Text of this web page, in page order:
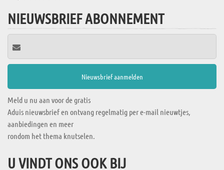
NIEUWSBRIEF ABONNEMENT
Meld u nu aan voor de gratis
Aduis nieuwsbrief en ontvang regelmatig per e-mail nieuwtjes,
aanbiedingen en meer
rondom het thema knutselen.
U VINDT ONS OOK BIJ